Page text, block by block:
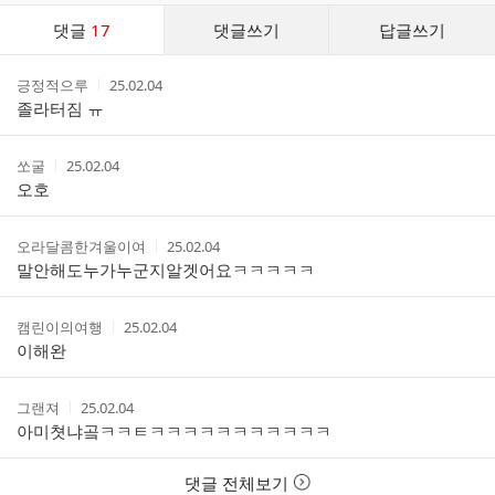
댓글 17 댓글쓰기 답글쓰기
스
작
성
자
긍정적으루
작
간
25.02.04
졸라터짐 ㅠ
작
성
자
쏘굴
작
간
25.02.04
오호
작
성
자
오라달콤한겨울이여
작
성
시
간
25.02.04
말안해도누가누군지알겟어요ㅋㅋㅋㅋㅋ
작
성
자
캠린이의여행
작
간
25.02.04
이해완
작
성
자
그랜져
작
성
시
간
25.02.04
아미쳣냐곸ㅋㅋㅌㅋㅋㅋㅋㅋㅋㅋㅋㅋㅋㅋ
댓글 전체보기